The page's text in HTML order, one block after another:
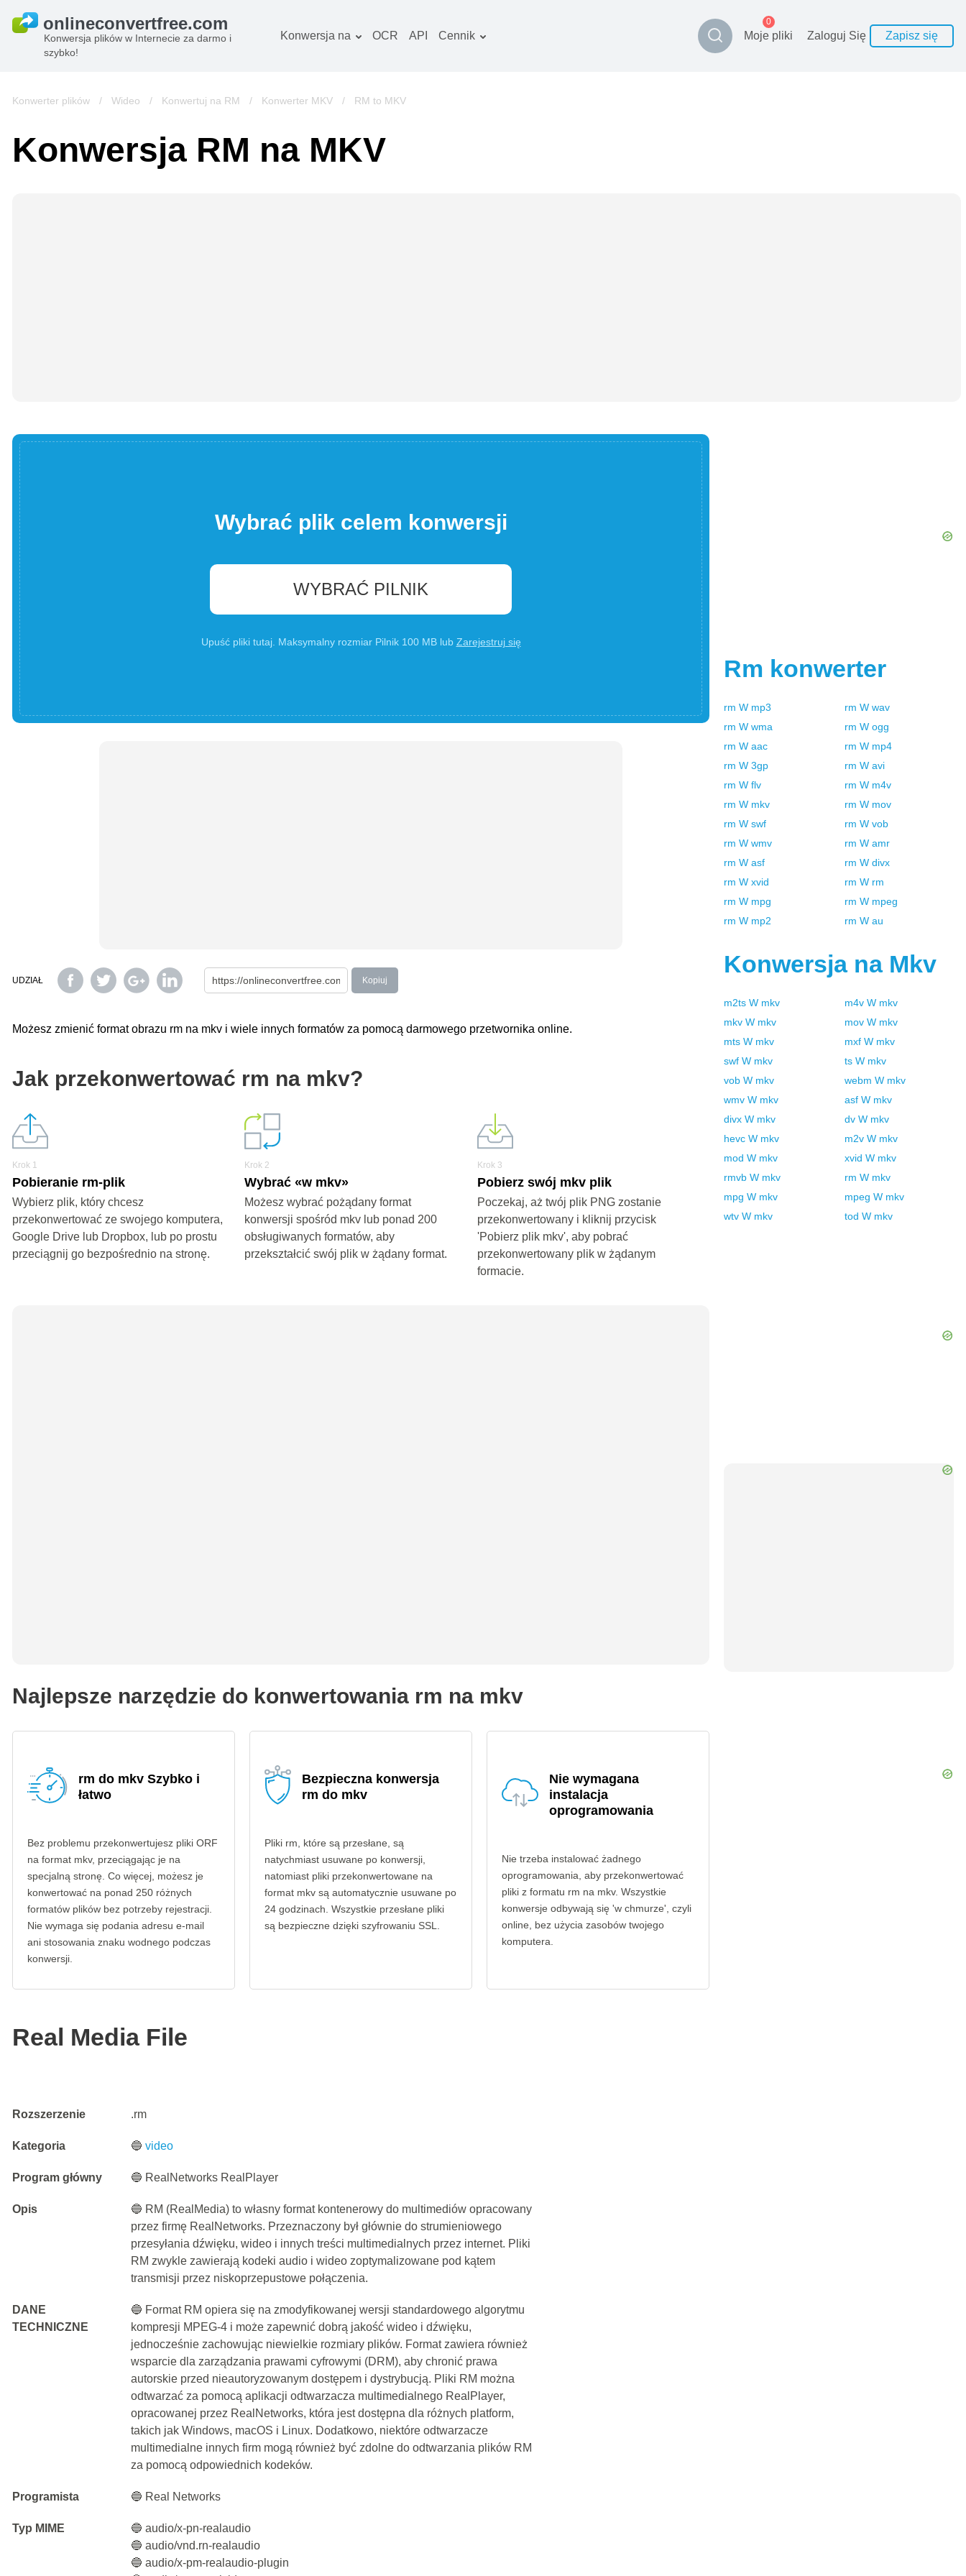
Konwersja plików w Internecie za darmo i
szybko!
Konwersja na
Obraz konwerter
Books konwerter
OCR API Cennik Moje pliki
0
Zaloguj Się Zapisz się
Konwerter plików / Wideo / Konwertuj na RM / Konwerter MKV / RM to MKV
Konwersja RM na MKV
Wybrać plik celem konwersji
WYBRAĆ PILNIK
Upuść pliki tutaj. Maksymalny rozmiar Pilnik 100 MB lub Zarejestruj się
UDZIAŁ Kopiuj
Możesz zmienić format obrazu rm na mkv i wiele innych formatów za pomocą darmowego przetwornika online.
Jak przekonwertować rm na mkv?
Krok 1
Pobieranie rm-plik
Wybierz plik, który chcesz
przekonwertować ze swojego komputera,
Google Drive lub Dropbox, lub po prostu
przeciągnij go bezpośrednio na stronę.
Krok 2
Wybrać «w mkv»
Możesz wybrać pożądany format
konwersji spośród mkv lub ponad 200
obsługiwanych formatów, aby
przekształcić swój plik w żądany format.
Krok 3
Pobierz swój mkv plik
Poczekaj, aż twój plik PNG zostanie
przekonwertowany i kliknij przycisk
'Pobierz plik mkv', aby pobrać
przekonwertowany plik w żądanym
formacie.
Najlepsze narzędzie do konwertowania rm na mkv
rm do mkv Szybko i
łatwo
Bez problemu przekonwertujesz pliki ORF
na format mkv, przeciągając je na
specjalną stronę. Co więcej, możesz je
konwertować na ponad 250 różnych
formatów plików bez potrzeby rejestracji.
Nie wymaga się podania adresu e-mail
ani stosowania znaku wodnego podczas
konwersji.
Bezpieczna konwersja
rm do mkv
Pliki rm, które są przesłane, są
natychmiast usuwane po konwersji,
natomiast pliki przekonwertowane na
format mkv są automatycznie usuwane po
24 godzinach. Wszystkie przesłane pliki
są bezpieczne dzięki szyfrowaniu SSL.
Nie wymagana
instalacja
oprogramowania
Nie trzeba instalować żadnego
oprogramowania, aby przekonwertować
pliki z formatu rm na mkv. Wszystkie
konwersje odbywają się 'w chmurze', czyli
online, bez użycia zasobów twojego
komputera.
Real Media File
Rozszerzenie .rm
Kategoria 🔵video
Program główny 🔵 RealNetworks RealPlayer
Opis
🔵 RM (RealMedia) to własny format kontenerowy do multimediów opracowany
przez firmę RealNetworks. Przeznaczony był głównie do strumieniowego
przesyłania dźwięku, wideo i innych treści multimedialnych przez internet. Pliki
RM zwykle zawierają kodeki audio i wideo zoptymalizowane pod kątem
transmisji przez niskoprzepustowe połączenia.
DANE
TECHNICZNE
🔵 Format RM opiera się na zmodyfikowanej wersji standardowego algorytmu
kompresji MPEG-4 i może zapewnić dobrą jakość wideo i dźwięku,
jednocześnie zachowując niewielkie rozmiary plików. Format zawiera również
wsparcie dla zarządzania prawami cyfrowymi (DRM), aby chronić prawa
autorskie przed nieautoryzowanym dostępem i dystrybucją. Pliki RM można
odtwarzać za pomocą aplikacji odtwarzacza multimedialnego RealPlayer,
opracowanej przez RealNetworks, która jest dostępna dla różnych platform,
takich jak Windows, macOS i Linux. Dodatkowo, niektóre odtwarzacze
multimedialne innych firm mogą również być zdolne do odtwarzania plików RM
za pomocą odpowiednich kodeków.
Programista 🔵 Real Networks
Typ MIME
🔵 audio/x-pn-realaudio
🔵 audio/vnd.rn-realaudio
🔵 audio/x-pm-realaudio-plugin
Rm konwerter
rm W mp3 rm W wav
rm W wma rm W ogg
rm W aac rm W mp4
rm W 3gp rm W avi
rm W flv rm W m4v
rm W mkv rm W mov
rm W swf rm W vob
rm W wmv rm W amr
rm W asf rm W divx
rm W xvid rm W rm
rm W mpg rm W mpeg
rm W mp2 rm W au
Konwersja na Mkv
m2ts W mkv m4v W mkv
mkv W mkv mov W mkv
mts W mkv mxf W mkv
swf W mkv ts W mkv
vob W mkv webm W mkv
wmv W mkv asf W mkv
divx W mkv dv W mkv
hevc W mkv m2v W mkv
mod W mkv xvid W mkv
rmvb W mkv rm W mkv
mpg W mkv mpeg W mkv
wtv W mkv tod W mkv